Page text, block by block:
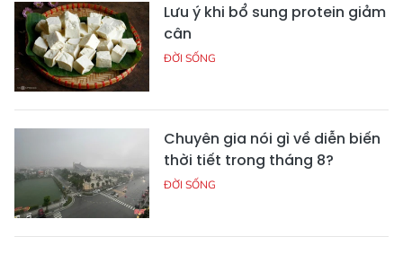
Lưu ý khi bổ sung protein giảm
cân
ĐỜI SỐNG
Chuyên gia nói gì về diễn biến
thời tiết trong tháng 8?
ĐỜI SỐNG